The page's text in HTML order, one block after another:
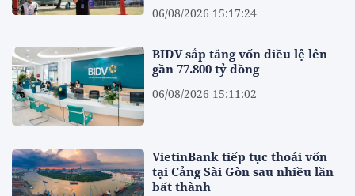
06/08/2026 15:17:24
BIDV sắp tăng vốn điều lệ lên
gần 77.800 tỷ đồng
06/08/2026 15:11:02
VietinBank tiếp tục thoái vốn
tại Cảng Sài Gòn sau nhiều lần
bất thành